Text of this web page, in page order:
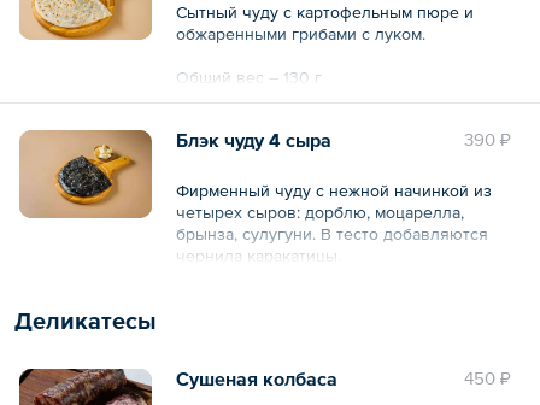
Сытный чуду с картофельным пюре и
обжаренными грибами с луком.
Общий вес – 130 г
390 ₽
Блэк чуду 4 сыра
Фирменный чуду с нежной начинкой из
четырех сыров: дорблю, моцарелла,
брынза, сулугуни. В тесто добавляются
чернила каракатицы.
Деликатесы
450 ₽
Сушеная колбаса